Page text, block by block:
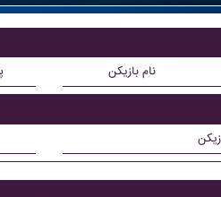
نام بازیکن